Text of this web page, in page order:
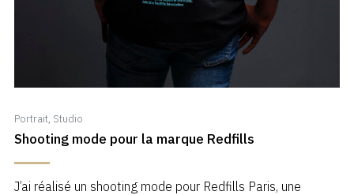
Portrait, Studio
Shooting mode pour la marque Redfills
J’ai réalisé un shooting mode pour Redfills Paris, une